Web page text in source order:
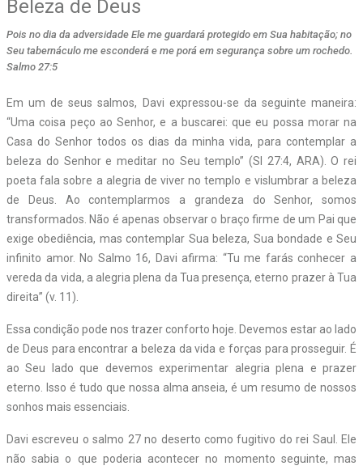
Beleza de Deus
Pois no dia da adversidade Ele me guardará protegido em Sua habitação; no
Seu tabernáculo me esconderá e me porá em segurança sobre um rochedo.
Salmo 27:5
Em um de seus salmos, Davi expressou-se da seguinte maneira:
“Uma coisa peço ao Senhor, e a buscarei: que eu possa morar na
Casa do Senhor todos os dias da minha vida, para contemplar a
beleza do Senhore meditar no Seu templo” (Sl 27:4, ARA). O rei
poeta fala sobre a alegria de viver no templo e vislumbrar a beleza
de Deus. Ao contemplarmos a grandeza do Senhor, somos
transformados. Não é apenas observar o braço firme de um Pai que
exige obediência, mas contemplar Sua beleza, Sua bondade e Seu
infinito amor. No Salmo 16, Davi afirma: “Tu me farás conhecer a
vereda da vida, a alegria plena da Tua presença, eterno prazer à Tua
direita” (v. 11).
Essa condição pode nos trazer conforto hoje. Devemos estar ao lado
de Deus para encontrar a beleza da vida e forças para prosseguir. É
ao Seu lado que devemos experimentar alegria plena e prazer
eterno. Isso é tudo que nossa alma anseia, é um resumo de nossos
sonhos mais essenciais.
Davi escreveu o salmo 27 no deserto como fugitivo do rei Saul. Ele
não sabia o que poderia acontecer no momento seguinte, mas